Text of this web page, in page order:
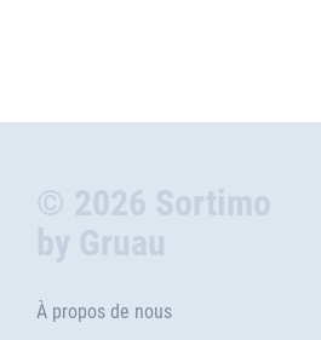
© 2026 Sortimo
by Gruau
À propos de nous